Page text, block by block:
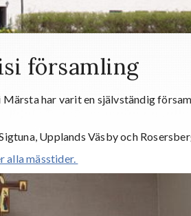
församling
har varit en självständig
Upplands Väsby och
alla mässtider.